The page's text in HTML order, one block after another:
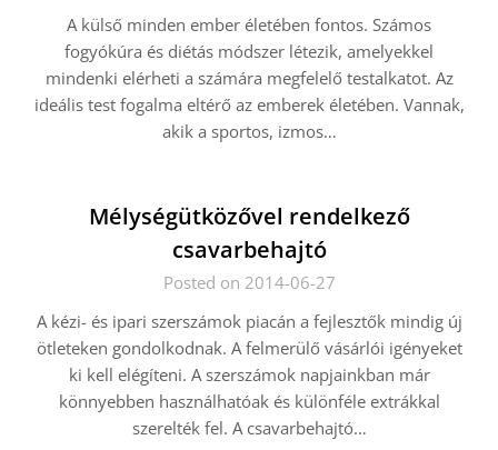
A külső minden ember életében fontos. Számos
fogyókúra és diétás módszer létezik, amelyekkel
mindenki elérheti a számára megfelelő testalkatot. Az
ideális test fogalma eltérő az emberek életében. Vannak,
akik a sportos, izmos…
Mélységütközővel rendelkező
csavarbehajtó
Posted on 2014-06-27
A kézi- és ipari szerszámok piacán a fejlesztők mindig új
ötleteken gondolkodnak. A felmerülő vásárlói igényeket
ki kell elégíteni. A szerszámok napjainkban már
könnyebben használhatóak és különféle extrákkal
szerelték fel. A csavarbehajtó…